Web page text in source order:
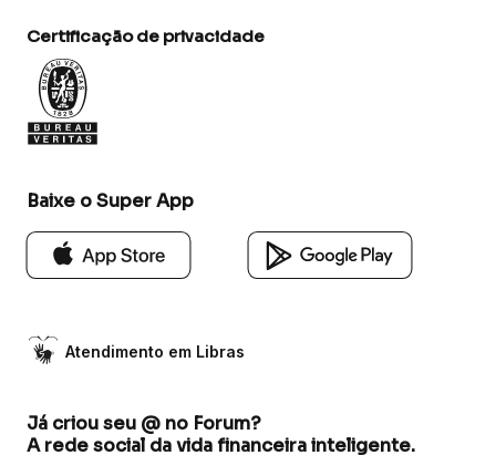
Certificação de privacidade
Baixe o Super App
Atendimento em Libras
Já criou seu @ no Forum?
A rede social da vida financeira inteligente.